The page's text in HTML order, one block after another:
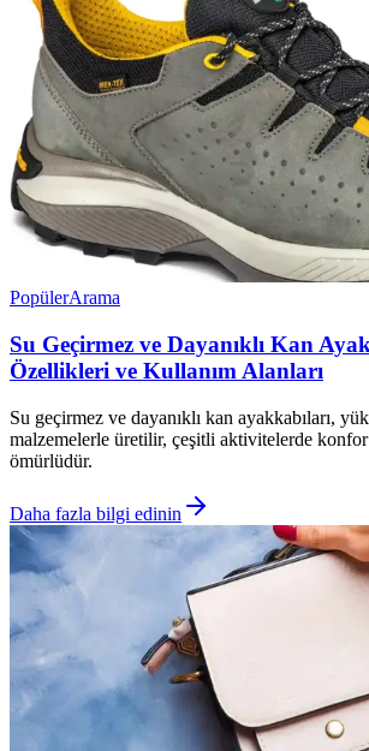
PopülerArama
Su Geçirmez ve Dayanıklı Kan
Özellikleri ve Kullanım Alanları
Su geçirmez ve dayanıklı kan ayakkabıları,
malzemelerle üretilir, çeşitli aktivitelerde
ömürlüdür.
Daha fazla bilgi edinin